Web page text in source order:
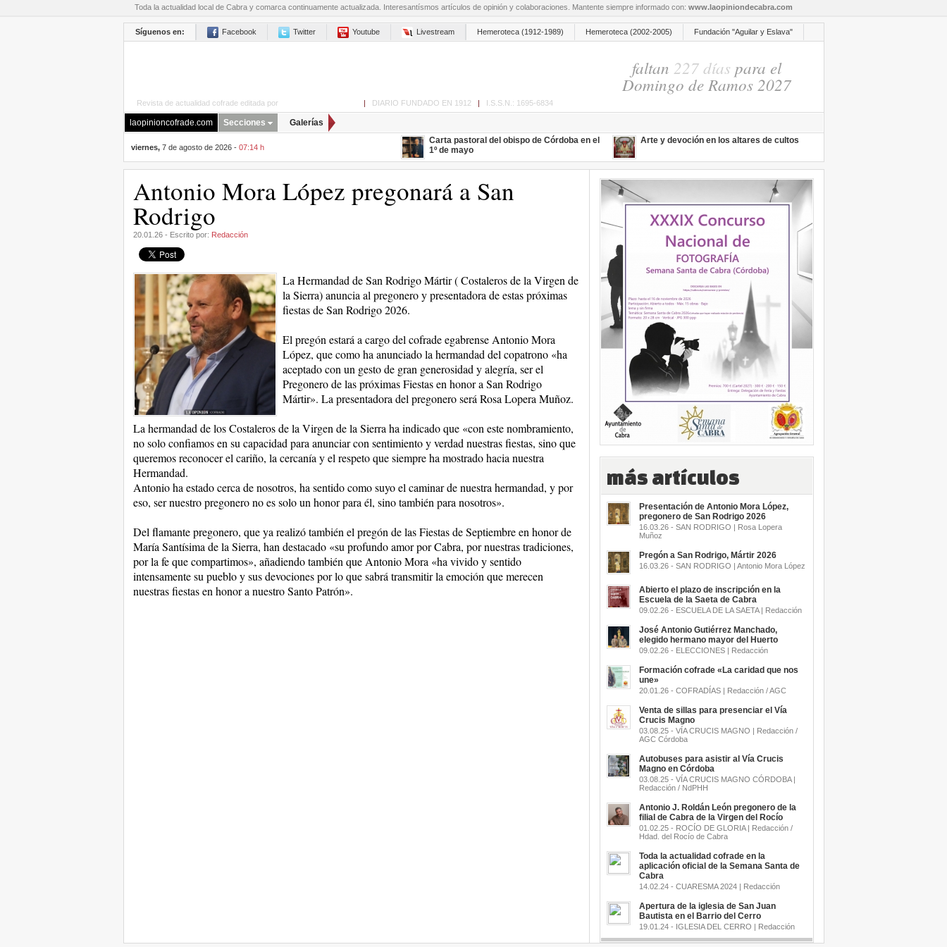
Toda la actualidad local de Cabra y comarca continuamente actualizada. Interesantísmos artículos de opinión y colaboraciones. Mantente siempre informado con: www.laopiniondecabra.com
Síguenos en: Facebook Twitter Youtube Livestream Hemeroteca (1912-1989) Hemeroteca (2002-2005) Fundación "Aguilar y Eslava"
faltan 227 días para el
Domingo de Ramos 2027
Revista de actualidad cofrade editada por | DIARIO FUNDADO EN 1912 | I.S.S.N.: 1695-6834
laopinioncofrade.com Secciones Galerías
viernes,7 de agosto de 2026 - 07:14 h
Carta pastoral del obispo de Córdoba en el
1º de mayo
Arte y devoción en los altares de cultos
Antonio Mora López pregonará a San
Rodrigo
20.01.26 - Escrito por: Redacción
La Hermandad de San Rodrigo Mártir ( Costaleros de la Virgen de
la Sierra) anuncia al pregonero y presentadora de estas próximas
fiestas de San Rodrigo 2026.
El pregón estará a cargo del cofrade egabrense Antonio Mora
López, que como ha anunciado la hermandad del copatrono «ha
aceptado con un gesto de gran generosidad y alegría, ser el
Pregonero de las próximas Fiestas en honor a San Rodrigo
Mártir». La presentadora del pregonero será Rosa Lopera Muñoz.
La hermandad de los Costaleros de la Virgen de la Sierra ha indicado que «con este nombramiento,
no solo confiamos en su capacidad para anunciar con sentimiento y verdad nuestras fiestas, sino que
queremos reconocer el cariño, la cercanía y el respeto que siempre ha mostrado hacia nuestra
Hermandad.
Antonio ha estado cerca de nosotros, ha sentido como suyo el caminar de nuestra hermandad, y por
eso, ser nuestro pregonero no es solo un honor para él, sino también para nosotros».
Del flamante pregonero, que ya realizó también el pregón de las Fiestas de Septiembre en honor de
María Santísima de la Sierra, han destacado «su profundo amor por Cabra, por nuestras tradiciones,
por la fe que compartimos», añadiendo también que Antonio Mora «ha vivido y sentido
intensamente su pueblo y sus devociones por lo que sabrá transmitir la emoción que merecen
nuestras fiestas en honor a nuestro Santo Patrón».
más artículos
Presentación de Antonio Mora López,
pregonero de San Rodrigo 2026
16.03.26 - SAN RODRIGO | Rosa Lopera
Muñoz
Pregón a San Rodrigo, Mártir 2026
16.03.26 - SAN RODRIGO | Antonio Mora López
Abierto el plazo de inscripción en la
Escuela de la Saeta de Cabra
09.02.26 - ESCUELA DE LA SAETA | Redacción
José Antonio Gutiérrez Manchado,
elegido hermano mayor del Huerto
09.02.26 - ELECCIONES | Redacción
Formación cofrade «La caridad que nos
une»
20.01.26 - COFRADÍAS | Redacción / AGC
Venta de sillas para presenciar el Vía
Crucis Magno
03.08.25 - VÍA CRUCIS MAGNO | Redacción /
AGC Córdoba
Autobuses para asistir al Vía Crucis
Magno en Córdoba
03.08.25 - VÍA CRUCIS MAGNO CÓRDOBA |
Redacción / NdPHH
Antonio J. Roldán León pregonero de la
filial de Cabra de la Virgen del Rocío
01.02.25 - ROCÍO DE GLORIA | Redacción /
Hdad. del Rocío de Cabra
Toda la actualidad cofrade en la
aplicación oficial de la Semana Santa de
Cabra
14.02.24 - CUARESMA 2024 | Redacción
Apertura de la iglesia de San Juan
Bautista en el Barrio del Cerro
19.01.24 - IGLESIA DEL CERRO | Redacción